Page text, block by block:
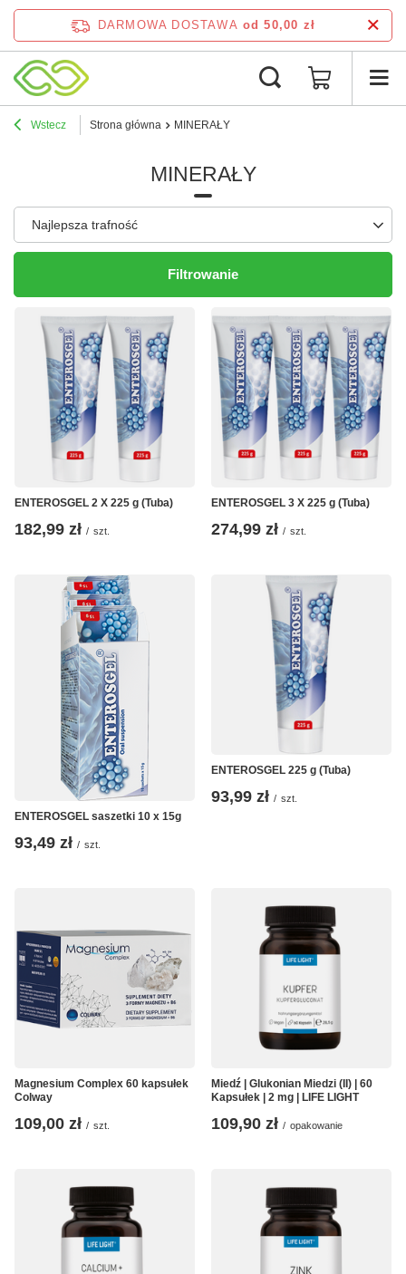
DARMOWA DOSTAWA od 50,00 zł
Wstecz Strona główna MINERAŁY
MINERAŁY
Zmień sortowanie
Najlepsza trafność
Filtrowanie
ENTEROSGEL 2 X 225 g (Tuba)
182,99 zł / szt.
ENTEROSGEL 3 X 225 g (Tuba)
274,99 zł / szt.
ENTEROSGEL saszetki 10 x 15g
93,49 zł / szt.
ENTEROSGEL 225 g (Tuba)
93,99 zł / szt.
Magnesium Complex 60 kapsułek
Colway
109,00 zł / szt.
Miedź | Glukonian Miedzi (II) | 60
Kapsułek | 2 mg | LIFE LIGHT
109,90 zł / opakowanie